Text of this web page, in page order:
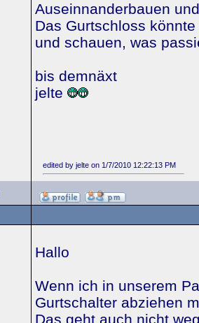
Auseinnanderbauen
Das Gurtschloss
und schauen, was
bis demnäxt
jelte
edited by jelte on 1/7/2010 12:22:13 PM
Hallo
Wenn ich in unserem
Gurtschalter abziehen
Das geht auch nicht